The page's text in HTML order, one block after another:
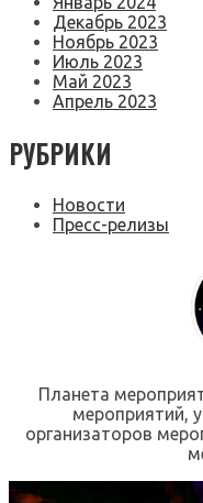
Декабрь 2023
Ноябрь 2023
Июль 2023
Май 2023
Апрель 2023
РУБРИКИ
Новости
Пресс-релизы
Планета
мероприятий,
организаторов